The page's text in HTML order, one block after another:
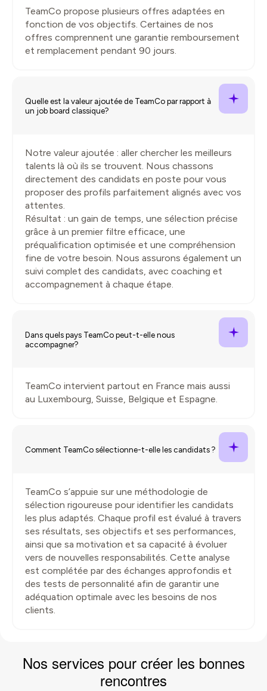
TeamCo propose plusieurs offres adaptées en
fonction de vos objectifs. Certaines de nos
offres comprennent une garantie remboursement
et remplacement pendant 90 jours.
Quelle est la valeur ajoutée de TeamCo par rapport à
un job board classique?
Notre valeur ajoutée : aller chercher les meilleurs
talents là où ils se trouvent. Nous chassons
directement des candidats en poste pour vous
proposer des profils parfaitement alignés avec vos
attentes.
Résultat : un gain de temps, une sélection précise
grâce à un premier filtre efficace, une
préqualification optimisée et une compréhension
fine de votre besoin. Nous assurons également un
suivi complet des candidats, avec coaching et
accompagnement à chaque étape.
Dans quels pays TeamCo peut-t-elle nous
accompagner?
TeamCo intervient partout en France mais aussi
au Luxembourg, Suisse, Belgique et Espagne.
Comment TeamCo sélectionne-t-elle les candidats ?
TeamCo s’appuie sur une méthodologie de
sélection rigoureuse pour identifier les candidats
les plus adaptés. Chaque profil est évalué à travers
ses résultats, ses objectifs et ses performances,
ainsi que sa motivation et sa capacité à évoluer
vers de nouvelles responsabilités. Cette analyse
est complétée par des échanges approfondis et
des tests de personnalité afin de garantir une
adéquation optimale avec les besoins de nos
clients.
Nos services pour créer les bonnes
rencontres